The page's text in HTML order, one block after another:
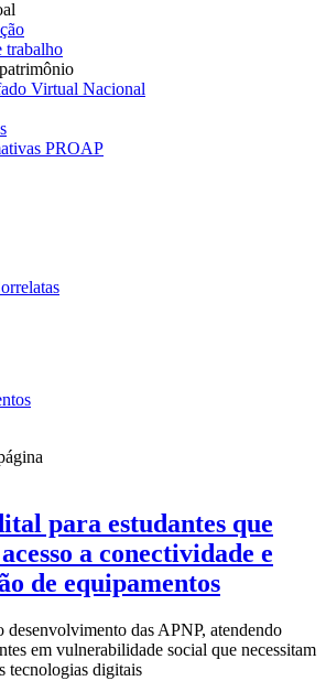
trabalho
Virtual Nacional
PROAP
para estudantes que
a conectividade e
de equipamentos
das APNP, atendendo
em vulnerabilidade social que necessitam
tecnologias digitais